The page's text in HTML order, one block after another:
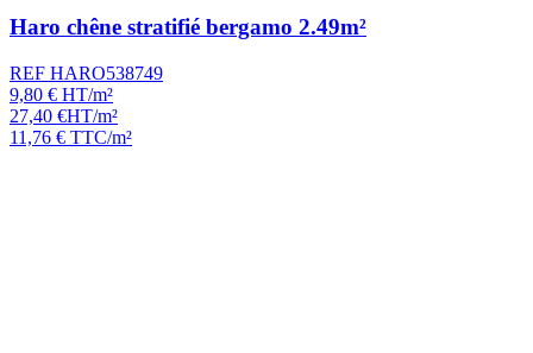
Haro chêne stratifié bergamo 2.49m²
REF HARO538749
9,80 € HT/m²
27,40 €HT/m²
11,76 € TTC/m²